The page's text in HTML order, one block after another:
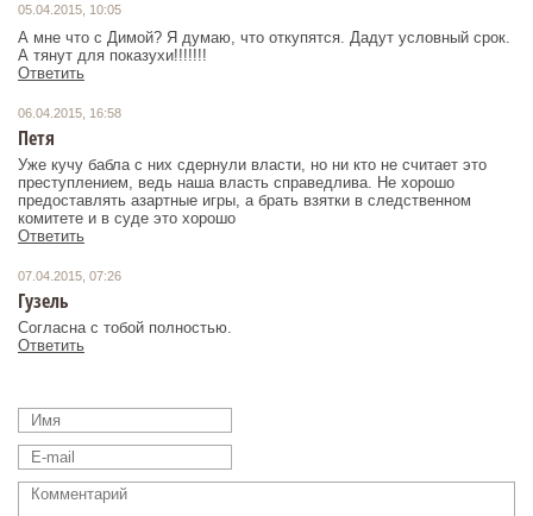
05.04.2015, 10:05
А мне что с Димой? Я думаю, что откупятся. Дадут условный срок.
А тянут для показухи!!!!!!!
Ответить
06.04.2015, 16:58
Петя
Уже кучу бабла с них сдернули власти, но ни кто не считает это
преступлением, ведь наша власть справедлива. Не хорошо
предоставлять азартные игры, а брать взятки в следственном
комитете и в суде это хорошо
Ответить
07.04.2015, 07:26
Гузель
Согласна с тобой полностью.
Ответить